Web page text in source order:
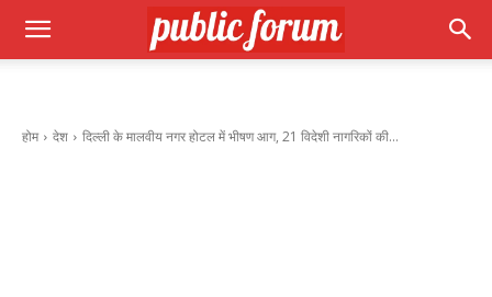
होम देश दिल्ली के मालवीय नगर होटल में भीषण आग, 21 विदेशी नागरिकों की...